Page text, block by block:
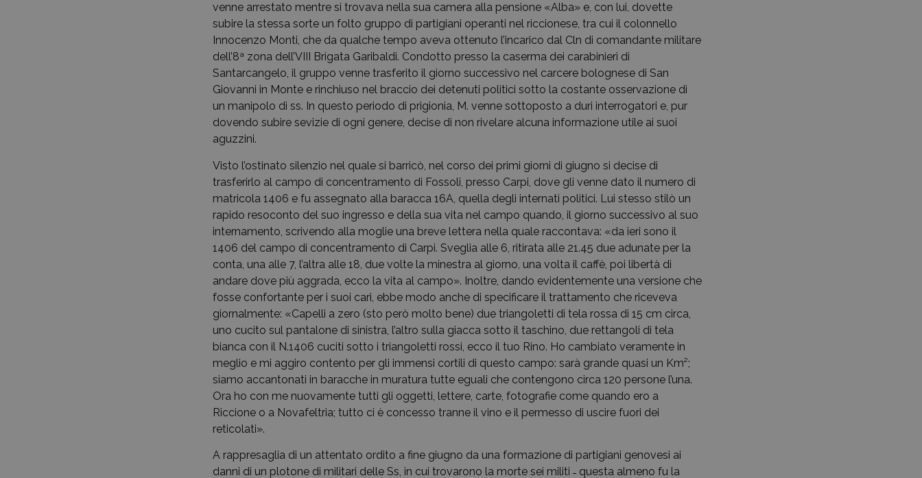
venne arrestato mentre si trovava nella sua camera alla pensione «Alba» e, con lui, dovette
subire la stessa sorte un folto gruppo di partigiani operanti nel riccionese, tra cui il colonnello
Innocenzo Monti, che da qualche tempo aveva ottenuto l’incarico dal Cln di comandante militare
dell’8ª zona dell’VIII Brigata Garibaldi. Condotto presso la caserma dei carabinieri di
Santarcangelo, il gruppo venne trasferito il giorno successivo nel carcere bolognese di San
Giovanni in Monte e rinchiuso nel braccio dei detenuti politici sotto la costante osservazione di
un manipolo di ss. In questo periodo di prigionia, M. venne sottoposto a duri interrogatori e, pur
dovendo subire sevizie di ogni genere, decise di non rivelare alcuna informazione utile ai suoi
aguzzini.
Visto l’ostinato silenzio nel quale si barricò, nel corso dei primi giorni di giugno si decise di
trasferirlo al campo di concentramento di Fossoli, presso Carpi, dove gli venne dato il numero di
matricola 1406 e fu assegnato alla baracca 16A, quella degli internati politici. Lui stesso stilò un
rapido resoconto del suo ingresso e della sua vita nel campo quando, il giorno successivo al suo
internamento, scrivendo alla moglie una breve lettera nella quale raccontava: «da ieri sono il
1406 del campo di concentramento di Carpi. Sveglia alle 6, ritirata alle 21.45 due adunate per la
conta, una alle 7, l’altra alle 18, due volte la minestra al giorno, una volta il caffè, poi libertà di
andare dove più aggrada, ecco la vita al campo». Inoltre, dando evidentemente una versione che
fosse confortante per i suoi cari, ebbe modo anche di specificare il trattamento che riceveva
giornalmente: «Capelli a zero (sto però molto bene) due triangoletti di tela rossa di 15 cm circa,
uno cucito sul pantalone di sinistra, l’altro sulla giacca sotto il taschino, due rettangoli di tela
bianca con il N.1406 cuciti sotto i triangoletti rossi, ecco il tuo Rino. Ho cambiato veramente in
meglio e mi aggiro contento per gli immensi cortili di questo campo: sarà grande quasi un Km²;
siamo accantonati in baracche in muratura tutte eguali che contengono circa 120 persone l’una.
Ora ho con me nuovamente tutti gli oggetti, lettere, carte, fotografie come quando ero a
Riccione o a Novafeltria; tutto ci è concesso tranne il vino e il permesso di uscire fuori dei
reticolati».
A rappresaglia di un attentato ordito a fine giugno da una formazione di partigiani genovesi ai
danni di un plotone di militari delle Ss, in cui trovarono la morte sei militi ˗ questa almeno fu la